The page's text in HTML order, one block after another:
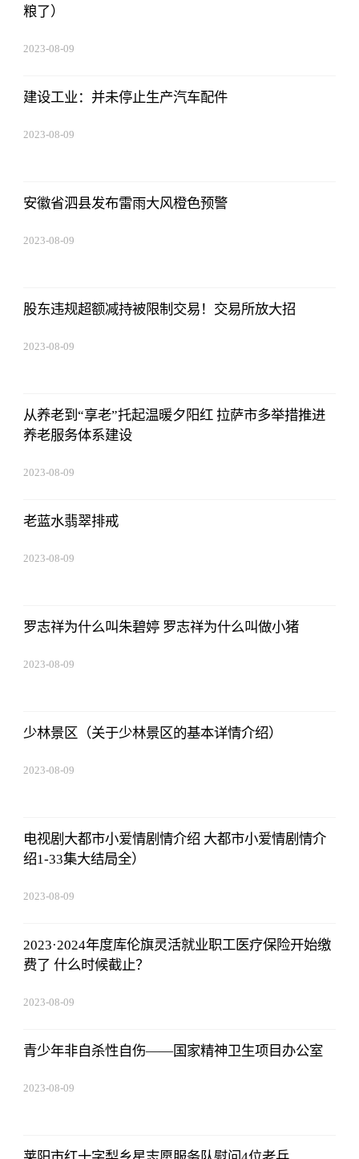
粮了）
2023-08-09
建设工业：并未停止生产汽车配件
2023-08-09
安徽省泗县发布雷雨大风橙色预警
2023-08-09
股东违规超额减持被限制交易！交易所放大招
2023-08-09
从养老到“享老”托起温暖夕阳红 拉萨市多举措推进
养老服务体系建设
2023-08-09
老蓝水翡翠排戒
2023-08-09
罗志祥为什么叫朱碧婷 罗志祥为什么叫做小猪
2023-08-09
少林景区（关于少林景区的基本详情介绍）
2023-08-09
电视剧大都市小爱情剧情介绍 大都市小爱情剧情介
绍1-33集大结局全）
2023-08-09
2023·2024年度库伦旗灵活就业职工医疗保险开始缴
费了 什么时候截止？
2023-08-09
青少年非自杀性自伤——国家精神卫生项目办公室
2023-08-09